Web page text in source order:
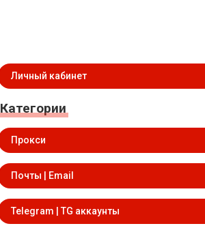
Личный кабинет
Категории
Прокси
Почты | Email
Telegram | TG аккаунты